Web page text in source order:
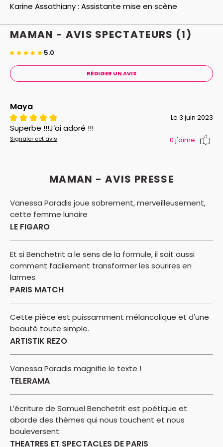
Karine Assathiany : Assistante mise en scène
MAMAN - AVIS SPECTATEURS (1)
5.0
RÉDIGER UN AVIS
Maya
Le 3 juin 2023
Superbe !!!J’ai adoré !!!
Signaler cet avis 0 j'aime
MAMAN - AVIS PRESSE
Vanessa Paradis joue sobrement, merveilleusement,
cette femme lunaire
LE FIGARO
Et si Benchetrit a le sens de la formule, il sait aussi
comment facilement transformer les sourires en
larmes.
PARIS MATCH
Cette pièce est puissamment mélancolique et d’une
beauté toute simple.
ARTISTIK REZO
Vanessa Paradis magnifie le texte !
TELERAMA
L’écriture de Samuel Benchetrit est poétique et
aborde des thèmes qui nous touchent et nous
bouleversent.
THEATRES ET SPECTACLES DE PARIS